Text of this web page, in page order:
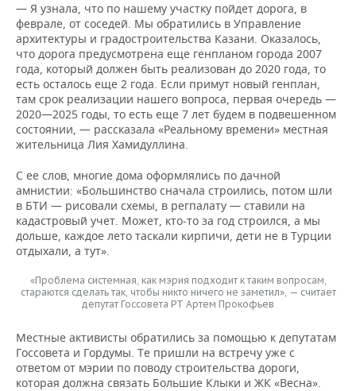
— Я узнала, что по нашему участку пойдет дорога, в
феврале, от соседей. Мы обратились в Управление
архитектуры и градостроительства Казани. Оказалось,
что дорога предусмотрена еще генпланом города 2007
года, который должен быть реализован до 2020 года, то
есть осталось еще 2 года. Если примут новый генплан,
там срок реализации нашего вопроса, первая очередь —
2020—2025 годы, то есть еще 7 лет будем в подвешенном
состоянии, — рассказала «Реальному времени» местная
жительница Лия Хамидуллина.
С ее слов, многие дома оформлялись по дачной
амнистии: «Большинство сначала строились, потом шли
в БТИ — рисовали схемы, в регпалату — ставили на
кадастровый учет. Может, кто-то за год строился, а мы
дольше, каждое лето таскали кирпичи, дети не в Турции
отдыхали, а тут».
«Проблема системная, как мэрия подходит к таким вопросам,
стараются сделать так, чтобы никто ничего не заметил», — считает
депутат Госсовета РТ Артем Прокофьев
Местные активисты обратились за помощью к депутатам
Госсовета и Гордумы. Те пришли на встречу уже с
ответом от мэрии по поводу строительства дороги,
которая должна связать Большие Клыки и ЖК «Весна».